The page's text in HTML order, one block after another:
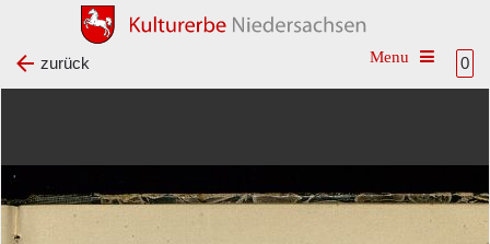
0
Toggle
zurück